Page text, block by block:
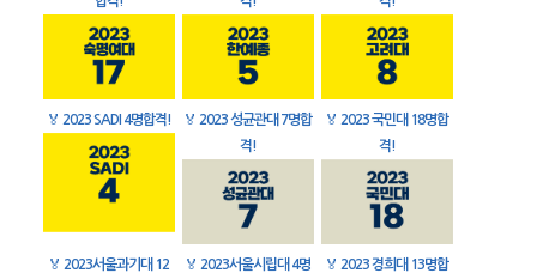
🏅 2023 SADI 4명합격! 🏅 2023 성균관대 7명합
격!
🏅 2023 국민대 18명합
격!
🏅 2023서울과기대 12
🏅 2023서울시립대 4명
🏅 2023 경희대 13명합